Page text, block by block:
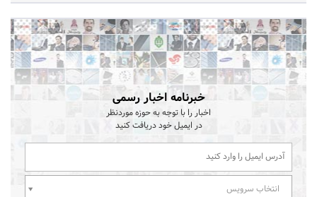
خبرنامه اخبار رسمی
اخبار را با توجه به حوزه موردنظر
در ایمیل خود دریافت کنید
انتخاب سرویس